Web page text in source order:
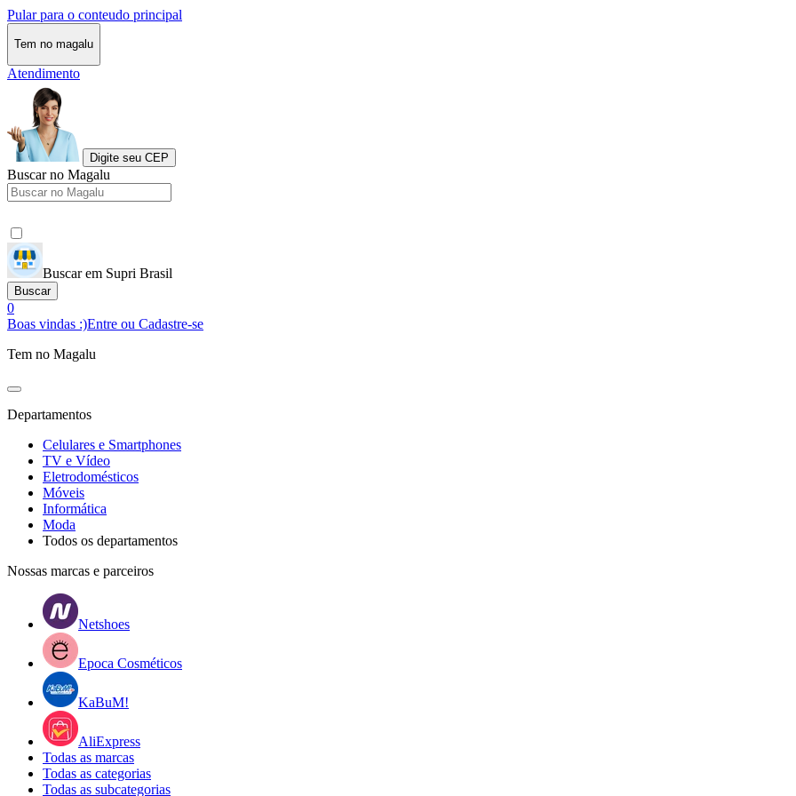
Pular para o conteudo principal
Tem no magalu
Atendimento
Digite seu CEP
Buscar no Magalu
Buscar em Supri Brasil
Buscar
0
Boas vindas :)Entre ou Cadastre-se
Tem no Magalu
Departamentos
Celulares e Smartphones
TV e Vídeo
Eletrodomésticos
Móveis
Informática
Moda
Todos os departamentos
Nossas marcas e parceiros
Netshoes
Epoca Cosméticos
KaBuM!
AliExpress
Todas as marcas
Todas as categorias
Todas as subcategorias